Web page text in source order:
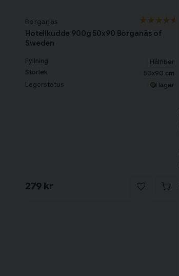
Borganäs
Hotellkudde 900g 50x90 Borganäs of
Sweden
Fyllning
Hålfiber
Storlek
50x90 cm
Lagerstatus I lager
279 kr